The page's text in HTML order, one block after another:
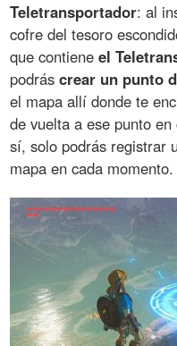
Teletransportador: al
cofre del tesoro
que contieneel
podráscrear un punto
el mapa allí donde te
de vuelta a ese punto
sí, solo podrás registrar
mapa en cada momento.